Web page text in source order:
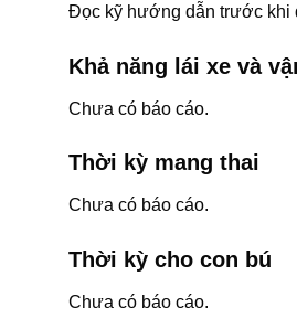
Đọc kỹ hướng dẫn trước khi
Khả năng lái xe và
Chưa có báo cáo.
Thời kỳ mang thai
Chưa có báo cáo.
Thời kỳ cho con bú
Chưa có báo cáo.